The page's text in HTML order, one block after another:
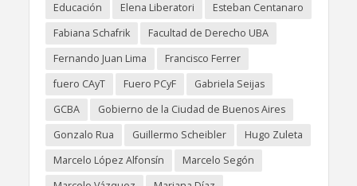
Educación
Elena Liberatori
Esteban Centanaro
Fabiana Schafrik
Facultad de Derecho UBA
Fernando Juan Lima
Francisco Ferrer
fuero CAyT
Fuero PCyF
Gabriela Seijas
GCBA
Gobierno de la Ciudad de Buenos Aires
Gonzalo Rua
Guillermo Scheibler
Hugo Zuleta
Marcelo López Alfonsín
Marcelo Segón